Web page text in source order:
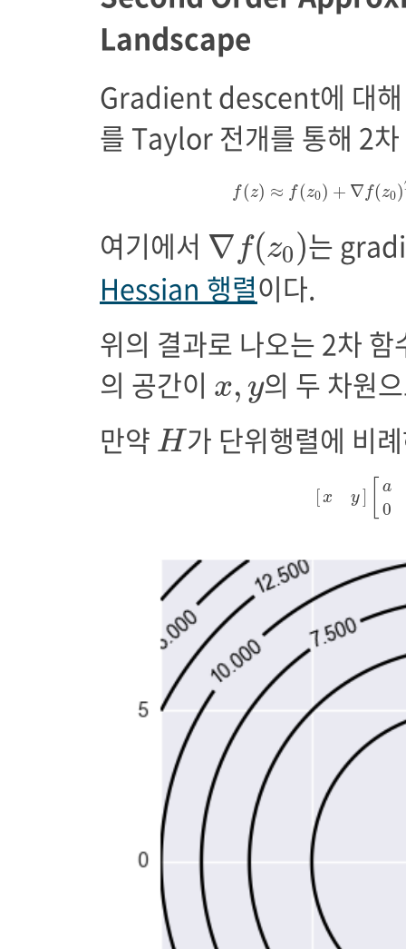
Landscape
Gradient descent에 대해
를 Taylor 전개를 통해 2
f(z) ≈ f(z0) + ∇f(z0)
여기에서 ∇ f(z0)
∇f(z0)는
Hessian 행렬이다.
위의 결과로 나오는 2차
의 공간이 x, y
x,y의 두 차원
만약 H
H가 단위행렬에 비
[x y] a
0
][